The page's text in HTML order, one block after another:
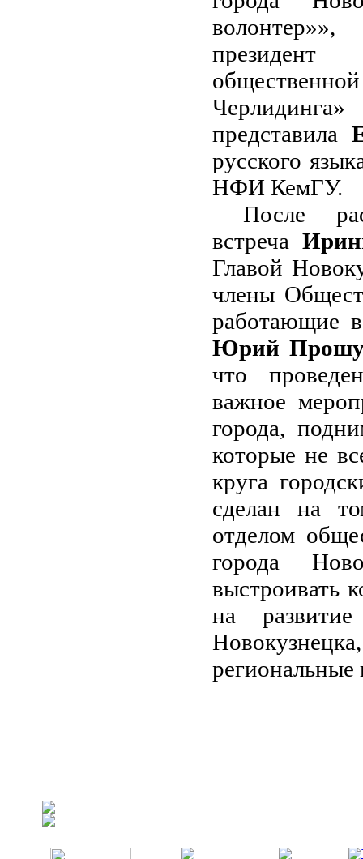
представила
русского
НФИ КемГУ.
После
встреча
Главой
члены
работающие
Юрий
что
важное
города,
которые не
круга
сделан на
отделом
города
выстроивать
на развитие